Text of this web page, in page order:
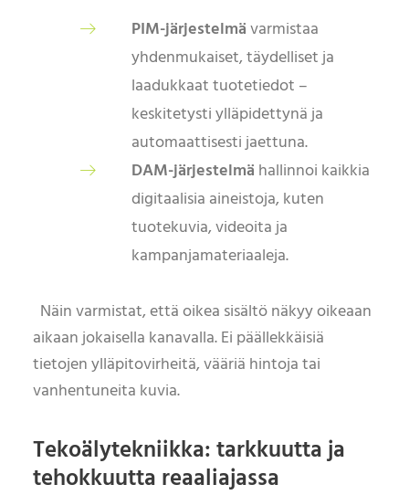
PIM-järjestelmävarmistaa
yhdenmukaiset, täydelliset ja
laadukkaat tuotetiedot –
keskitetysti ylläpidettynä ja
automaattisesti jaettuna.
DAM-järjestelmä hallinnoi kaikkia
digitaalisia aineistoja, kuten
tuotekuvia, videoita ja
kampanjamateriaaleja.
Näin varmistat, että oikea sisältö näkyy oikeaan
aikaan jokaisella kanavalla. Ei päällekkäisiä
tietojen ylläpitovirheitä, vääriä hintoja tai
vanhentuneita kuvia.
Tekoälytekniikka: tarkkuutta ja
tehokkuutta reaaliajassa